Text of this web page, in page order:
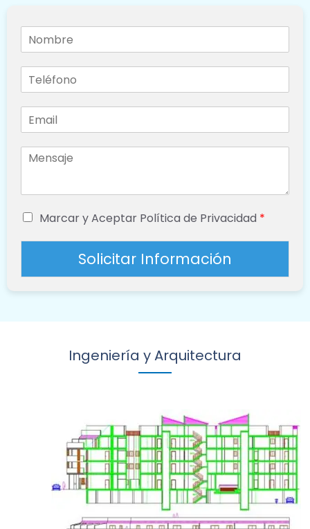
Marcar y Aceptar Política de Privacidad *
Solicitar Información
Ingeniería y Arquitectura